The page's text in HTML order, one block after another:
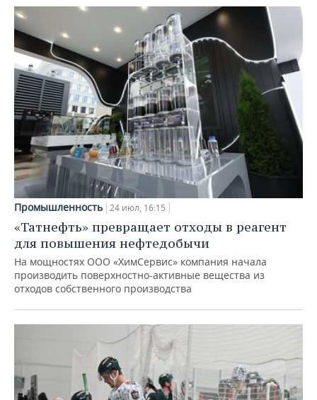
Промышленность 24 июл, 16:15
«Татнефть» превращает отходы в реагент
для повышения нефтедобычи
На мощностях ООО «ХимСервис» компания начала
производить поверхностно-активные вещества из
отходов собственного производства